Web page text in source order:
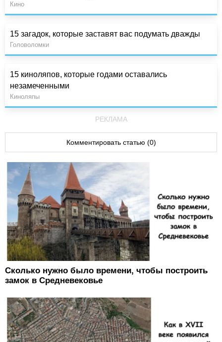
Кино
15 загадок, которые заставят вас подумать дважды
Головоломки
15 киноляпов, которые годами оставались
незамеченными
Киноляпы
РЕКЛАМА
Комментировать статью (0)
Сколько нужно было времени, чтобы построить
замок в Средневековье